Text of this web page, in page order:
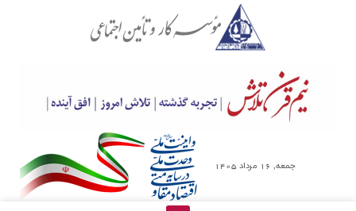
جمعه, 16 مرداد 1405